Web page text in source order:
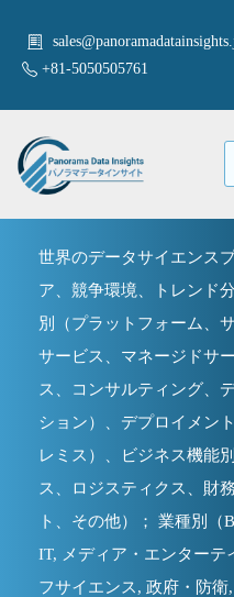
+81-5050505761
世界のデータサイエンス
ア、競争環境、トレンド
別（プラットフォーム、
サービス、マネージドサ
ス、コンサルティング、
ション）、デプロイメン
レミス）、ビジネス機能
ス、ロジスティクス、財
ト、その他）； 業種別（
IT, メディア・エンターテ
フサイエンス, 政府・防